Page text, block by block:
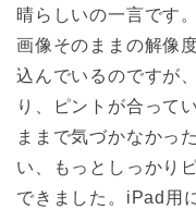
晴らしいの一言です
画像そのままの解像
込んでいるのですが
り、ピントが合って
ままで気づかなかっ
い、もっとしっかり
できました。iPad用